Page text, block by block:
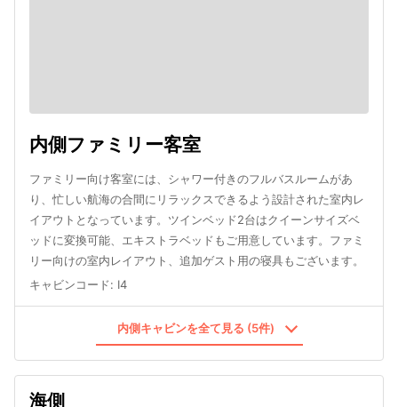
内側ファミリー客室
ファミリー向け客室には、シャワー付きのフルバスルームがあ
り、忙しい航海の合間にリラックスできるよう設計された室内レ
イアウトとなっています。ツインベッド2台はクイーンサイズベ
ッドに変換可能、エキストラベッドもご用意しています。ファミ
リー向けの室内レイアウト、追加ゲスト用の寝具もございます。
キャビンコード: I4
内側キャビンを全て見る (5件)
海側